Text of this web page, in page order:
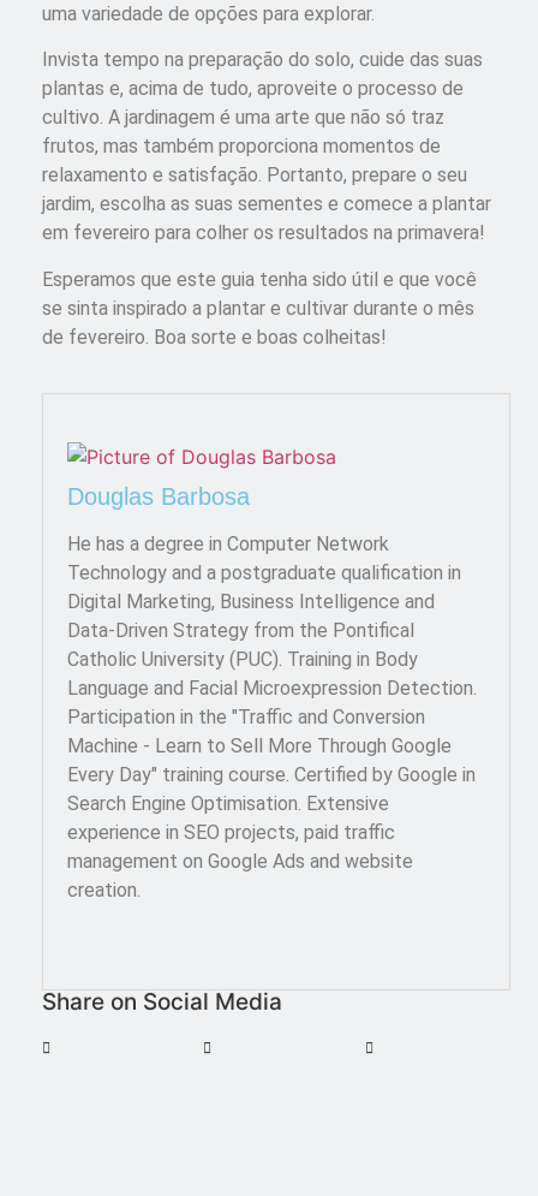
uma variedade de opções para explorar.
Invista tempo na preparação do solo, cuide das suas
plantas e, acima de tudo, aproveite o processo de
cultivo. A jardinagem é uma arte que não só traz
frutos, mas também proporciona momentos de
relaxamento e satisfação. Portanto, prepare o seu
jardim, escolha as suas sementes e comece a plantar
em fevereiro para colher os resultados na primavera!
Esperamos que este guia tenha sido útil e que você
se sinta inspirado a plantar e cultivar durante o mês
de fevereiro. Boa sorte e boas colheitas!
Douglas Barbosa
He has a degree in Computer Network
Technology and a postgraduate qualification in
Digital Marketing, Business Intelligence and
Data-Driven Strategy from the Pontifical
Catholic University (PUC). Training in Body
Language and Facial Microexpression Detection.
Participation in the "Traffic and Conversion
Machine - Learn to Sell More Through Google
Every Day" training course. Certified by Google in
Search Engine Optimisation. Extensive
experience in SEO projects, paid traffic
management on Google Ads and website
creation.
Share on Social Media